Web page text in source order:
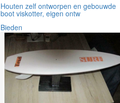
Houten zelf ontworpen en gebouwde
boot viskotter, eigen ontw
Bieden